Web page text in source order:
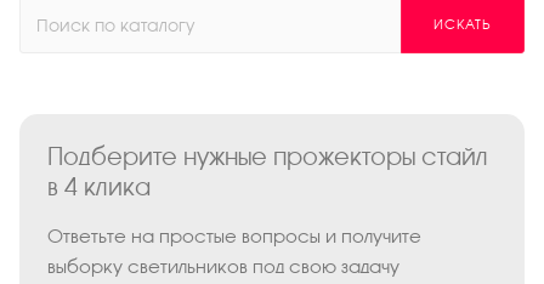
ИСКАТЬ
Подберите нужные прожекторы стайл
в 4 клика
Ответьте на простые вопросы и получите
выборку светильников под свою задачу